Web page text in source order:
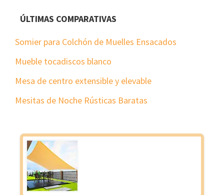
ÚLTIMAS COMPARATIVAS
Somier para Colchón de Muelles Ensacados
Mueble tocadiscos blanco
Mesa de centro extensible y elevable
Mesitas de Noche Rústicas Baratas